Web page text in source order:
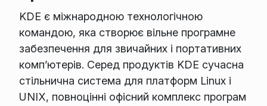
KDE є міжнародною технологічною
командою, яка створює вільне програмне
забезпечення для звичайних і портативних
комп’ютерів. Серед продуктів KDE сучасна
стільнична система для платформ Linux і
UNIX, повноцінні офісний комплекс програм